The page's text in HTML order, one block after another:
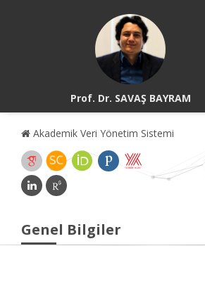
Prof. Dr. SAVAŞ BAYRAM
Akademik Veri Yönetim Sistemi
Genel Bilgiler